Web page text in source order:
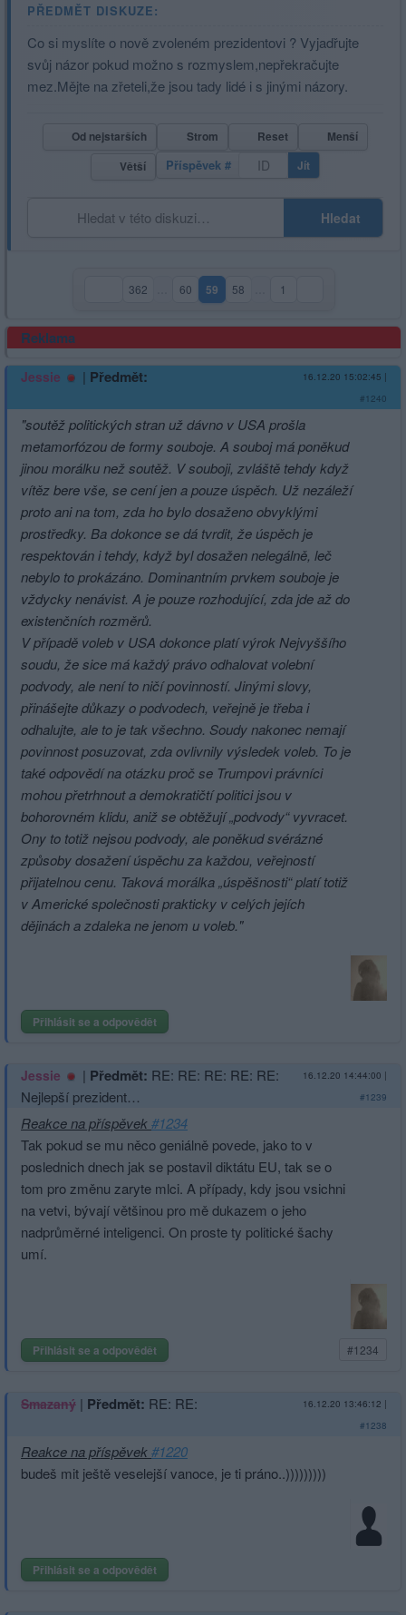
PŘEDMĚT DISKUZE:
Co si myslíte o nově zvoleném prezidentovi ? Vyjadřujte
svůj názor pokud možno s rozmyslem,nepřekračujte
mez.Mějte na zřeteli,že jsou tady lidé i s jinými názory.
Od nejstarších Strom Reset
Menší
Větší
Příspěvek # Jít
Hledat
362 60 59(aktuální strana)
58 1
Reklama
Jessie | Předmět: 16.12.20 15:02:45 |
#1240
"soutěž politických stran už dávno v USA prošla
metamorfózou de formy souboje. A souboj má poněkud
jinou morálku než soutěž. V souboji, zvláště tehdy když
vítěz bere vše, se cení jen a pouze úspěch. Už nezáleží
proto ani na tom, zda ho bylo dosaženo obvyklými
prostředky. Ba dokonce se dá tvrdit, že úspěch je
respektován i tehdy, když byl dosažen nelegálně, leč
nebylo to prokázáno. Dominantním prvkem souboje je
vždycky nenávist. A je pouze rozhodující, zda jde až do
existenčních rozměrů.
V případě voleb v USA dokonce platí výrok Nejvyššího
soudu, že sice má každý právo odhalovat volební
podvody, ale není to ničí povinností. Jinými slovy,
přinášejte důkazy o podvodech, veřejně je třeba i
odhalujte, ale to je tak všechno. Soudy nakonec nemají
povinnost posuzovat, zda ovlivnily výsledek voleb. To je
také odpovědí na otázku proč se Trumpovi právníci
mohou přetrhnout a demokratičtí politici jsou v
bohorovném klidu, aniž se obtěžují „podvody“ vyvracet.
Ony to totiž nejsou podvody, ale poněkud svérázné
způsoby dosažení úspěchu za každou, veřejností
přijatelnou cenu. Taková morálka „úspěšnosti“ platí totiž
v Americké společnosti prakticky v celých jejích
dějinách a zdaleka ne jenom u voleb."
Přihlásit se a odpovědět
Jessie | Předmět: RE: RE: RE: RE: RE:
Nejlepší prezident…
16.12.20 14:44:00 |
#1239
Reakce na příspěvek#1234
Tak pokud se mu něco geniálně povede, jako to v
poslednich dnech jak se postavil diktátu EU, tak se o
tom pro změnu zaryte mlci. A případy, kdy jsou vsichni
na vetvi, bývají většinou pro mě dukazem o jeho
nadprůměrné inteligenci. On proste ty politické šachy
umí.
Přihlásit se a odpovědět #1234
Smazaný | Předmět: RE: RE: 16.12.20 13:46:12 |
#1238
Reakce na příspěvek#1220
budeš mit ještě veselejší vanoce, je ti práno..)))))))))
Přihlásit se a odpovědět